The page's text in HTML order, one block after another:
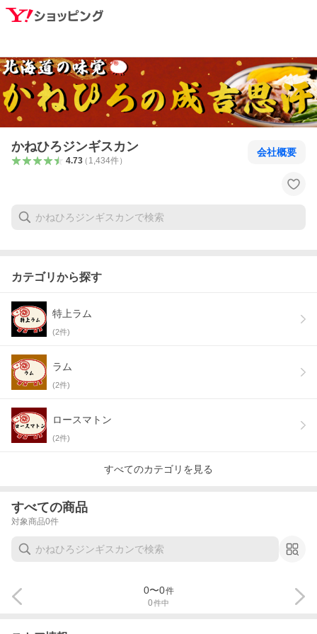
かねひろジンギスカン
4.73（ 1,434件）
会社概要
カテゴリから探す
特上ラム
(2件)
ラム
(2件)
ロースマトン
(2件)
すべてのカテゴリを見る
すべての商品
対象商品0件
0件中
0〜0件